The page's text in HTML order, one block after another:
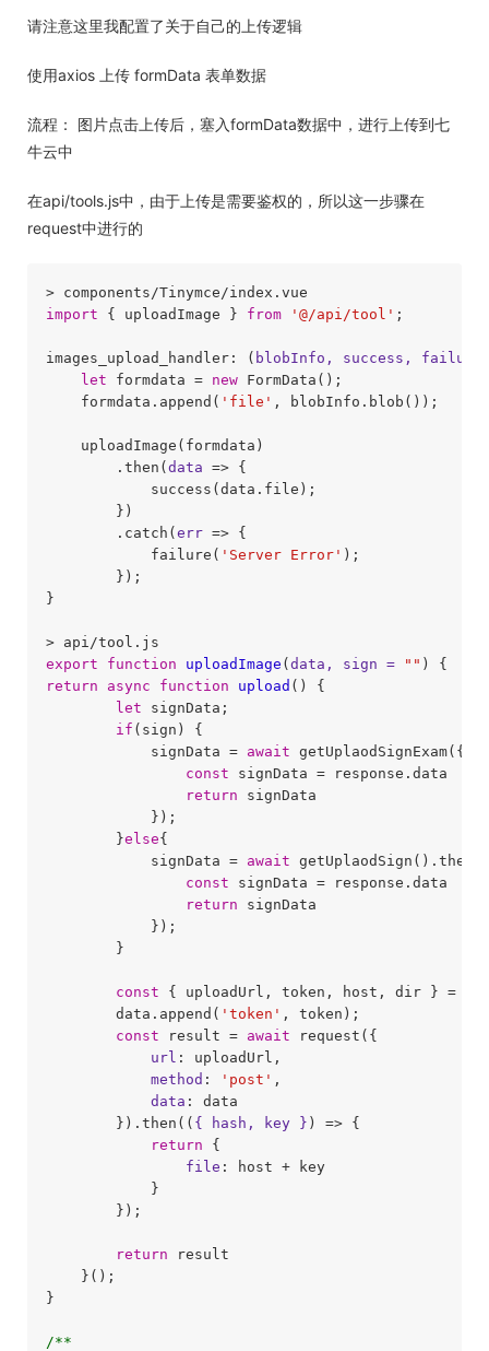
请注意这里我配置了关于自己的上传逻辑
使用axios 上传 formData 表单数据
流程： 图片点击上传后，塞入formData数据中，进行上传到七
牛云中
在api/tools.js中，由于上传是需要鉴权的，所以这一步骤在
request中进行的
import { uploadImage } from '@/api/tool' ;
images_upload_handler: ( blobInfo, success, failure
let formdata = new FormData();
    formdata.append(
'file' , blobInfo.blob());
    uploadImage(formdata)
        .then(
data => {
            success(data.file);
        })
        .catch(
err => {
            failure(
'Server Error' );
        });
}
export
function uploadImage ( data, sign = "" )
return
async function upload ( ) {
let signData;
if (sign) {
            signData =
await getUplaodSignExam({
const signData = response.data
return signData
            });
        }
else{
            signData =
await getUplaodSign().then(
const signData = response.data
return signData
            });
        }
const { uploadUrl, token, host, dir } =
        data.append(
'token' , token);
const result = await request({
url : uploadUrl,
method : 'post' ,
data : data
        }).then(
( { hash, key } ) => {
return {
file : host + key
            }
        });
return result
    }();
}
/**